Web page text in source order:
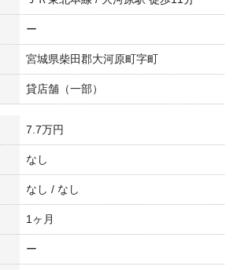
ー
宮城県柴田郡大河原町字町
貸店舗（一部）
7.7万円
なし
なし / なし
1ヶ月
ー